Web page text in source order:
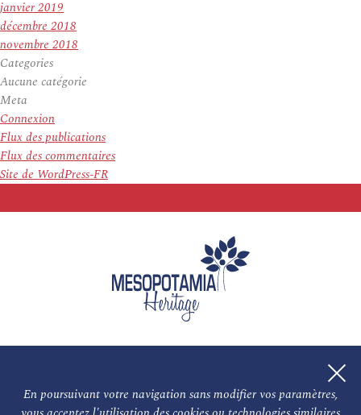
En poursuivant votre navigation sans modifier vos paramètres,
janvier 2019
décembre 2018
novembre 2018
Categories
Aucune catégorie
Meta
Connexion
Flux des publications
Flux des commentaires
Site de WordPress-FR